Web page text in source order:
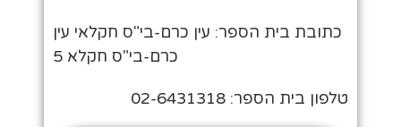
כתובת בית הספר: עין כרם-בי"ס חקלאי עין
כרם-בי"ס חקלא 5
טלפון בית הספר: 02-6431318